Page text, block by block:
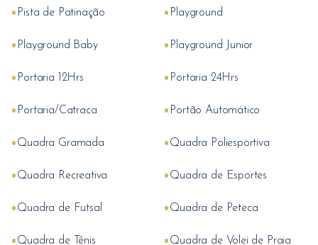
• Pista de Patinação • Playground
• Playground Baby • Playground Junior
• Portaria 12Hrs • Portaria 24Hrs
• Portaria/Catraca • Portão Automático
•Quadra Gramada •Quadra Poliesportiva
•Quadra Recreativa •Quadra de Esportes
•Quadra de Futsal •Quadra de Peteca
Quadra de Tênis Quadra de Volei de Praia